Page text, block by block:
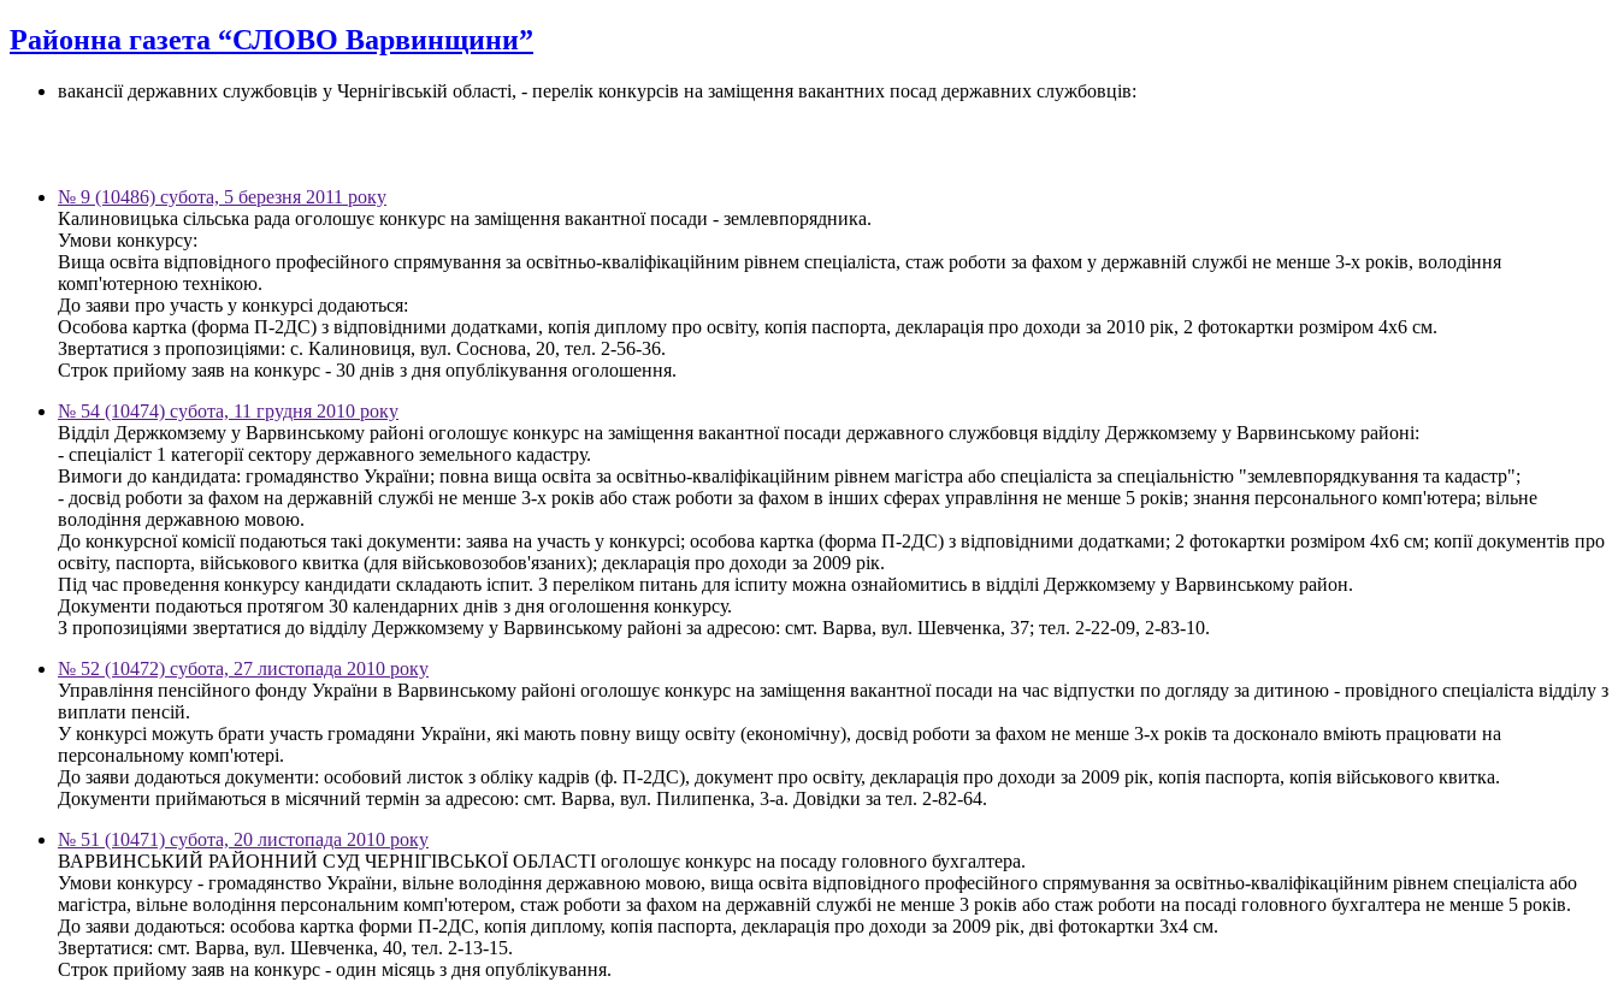
Районна газета “СЛОВО Варвинщини”
вакансії державних службовців у Чернігівській області, - перелік конкурсів на заміщення вакантних посад державних службовців:
№ 9 (10486) субота, 5 березня 2011 року
Калиновицька сільська рада оголошує конкурс на заміщення вакантної посади - землевпорядника.
Умови конкурсу:
Вища освіта відповідного професійного спрямування за освітньо-кваліфікаційним рівнем спеціаліста, стаж роботи за фахом у державній службі не менше 3-х років, володіння
комп'ютерною технікою.
До заяви про участь у конкурсі додаються:
Особова картка (форма П-2ДС) з відповідними додатками, копія диплому про освіту, копія паспорта, декларація про доходи за 2010 рік, 2 фотокартки розміром 4х6 см.
Звертатися з пропозиціями: с. Калиновиця, вул. Соснова, 20, тел. 2-56-36.
Строк прийому заяв на конкурс - 30 днів з дня опублікування оголошення.
№ 54 (10474) субота, 11 грудня 2010 року
Відділ Держкомзему у Варвинському районі оголошує конкурс на заміщення вакантної посади державного службовця відділу Держкомзему у Варвинському районі:
- спеціаліст 1 категорії сектору державного земельного кадастру.
Вимоги до кандидата: громадянство України; повна вища освіта за освітньо-кваліфікаційним рівнем магістра або спеціаліста за спеціальністю "землевпорядкування та кадастр";
- досвід роботи за фахом на державній службі не менше 3-х років або стаж роботи за фахом в інших сферах управління не менше 5 років; знання персонального комп'ютера; вільне
володіння державною мовою.
До конкурсної комісії подаються такі документи: заява на участь у конкурсі; особова картка (форма П-2ДС) з відповідними додатками; 2 фотокартки розміром 4х6 см; копії документів про
освіту, паспорта, військового квитка (для військовозобов'язаних); декларація про доходи за 2009 рік.
Під час проведення конкурсу кандидати складають іспит. З переліком питань для іспиту можна ознайомитись в відділі Держкомзему у Варвинському район.
Документи подаються протягом 30 календарних днів з дня оголошення конкурсу.
З пропозиціями звертатися до відділу Держкомзему у Варвинському районі за адресою: смт. Варва, вул. Шевченка, 37; тел. 2-22-09, 2-83-10.
№ 52 (10472) субота, 27 листопада 2010 року
Управління пенсійного фонду України в Варвинському районі оголошує конкурс на заміщення вакантної посади на час відпустки по догляду за дитиною - провідного спеціаліста відділу з
виплати пенсій.
У конкурсі можуть брати участь громадяни України, які мають повну вищу освіту (економічну), досвід роботи за фахом не менше 3-х років та досконало вміють працювати на
персональному комп'ютері.
До заяви додаються документи: особовий листок з обліку кадрів (ф. П-2ДС), документ про освіту, декларація про доходи за 2009 рік, копія паспорта, копія військового квитка.
Документи приймаються в місячний термін за адресою: смт. Варва, вул. Пилипенка, 3-а. Довідки за тел. 2-82-64.
№ 51 (10471) субота, 20 листопада 2010 року
ВАРВИНСЬКИЙ РАЙОННИЙ СУД ЧЕРНІГІВСЬКОЇ ОБЛАСТІ оголошує конкурс на посаду головного бухгалтера.
Умови конкурсу - громадянство України, вільне володіння державною мовою, вища освіта відповідного професійного спрямування за освітньо-кваліфікаційним рівнем спеціаліста або
магістра, вільне володіння персональним комп'ютером, стаж роботи за фахом на державній службі не менше 3 років або стаж роботи на посаді головного бухгалтера не менше 5 років.
До заяви додаються: особова картка форми П-2ДС, копія диплому, копія паспорта, декларація про доходи за 2009 рік, дві фотокартки 3х4 см.
Звертатися: смт. Варва, вул. Шевченка, 40, тел. 2-13-15.
Строк прийому заяв на конкурс - один місяць з дня опублікування.